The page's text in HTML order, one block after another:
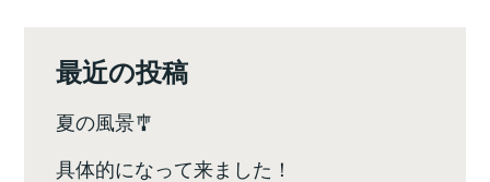
ョ
ン
最近の投稿
夏の風景🎐
具体的になって来ました！